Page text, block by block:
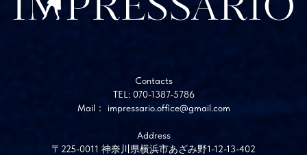
Contacts
TEL: 070-1387-5786
Mail： impressario.office@gmail.com
Address
〒225-0011 神奈川県横浜市あざみ野1-12-13-402